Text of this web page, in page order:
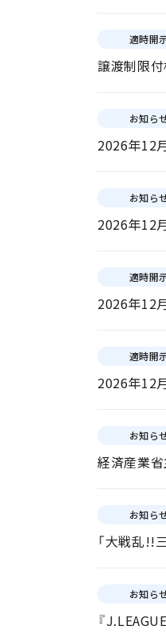
適時開
譲渡制限
お知ら
2026年12
お知ら
2026年12
適時開
2026年12
適時開
2026年12
お知ら
経済産業
お知ら
「大戦乱!!
お知ら
『